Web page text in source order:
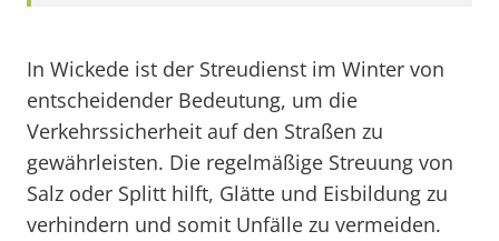
In Wickede ist der Streudienst im Winter von
entscheidender Bedeutung, um die
Verkehrssicherheit auf den Straßen zu
gewährleisten. Die regelmäßige Streuung von
Salz oder Splitt hilft, Glätte und Eisbildung zu
verhindern und somit Unfälle zu vermeiden.